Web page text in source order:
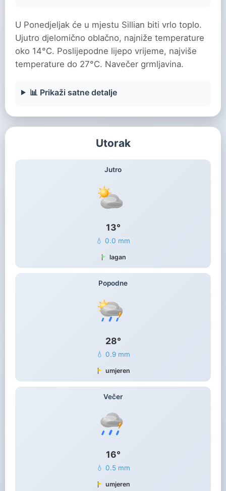
U Ponedjeljak će u mjestu Sillian biti vrlo toplo.
Ujutro djelomično oblačno, najniže temperature
oko 14°C. Poslijepodne lijepo vrijeme, najviše
temperature do 27°C. Navečer grmljavina.
📊 Prikaži satne detalje
Utorak
Jutro
13°
💧 0.0 mm
lagan
Popodne
28°
💧 0.9 mm
umjeren
Večer
16°
💧 0.5 mm
umjeren